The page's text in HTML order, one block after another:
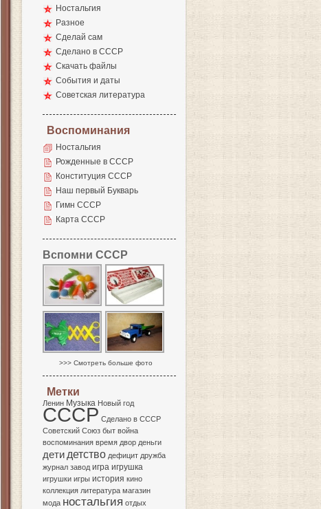
Ностальгия
Разное
Сделай сам
Сделано в СССР
Скачать файлы
События и даты
Советская литература
Воспоминания
Ностальгия
Рожденные в СССР
Конституция СССР
Наш первый Букварь
Гимн СССР
Карта СССР
Вспомни СССР
>>> Смотреть больше фото
Метки
Ленин Музыка Новый год
СССР Сделано в СССР
Советский Союз быт война
воспоминания время двор деньги
дети детство дефицит дружба
журнал завод игра игрушка
игрушки игры история кино
коллекция литература магазин
мода ностальгия отдых